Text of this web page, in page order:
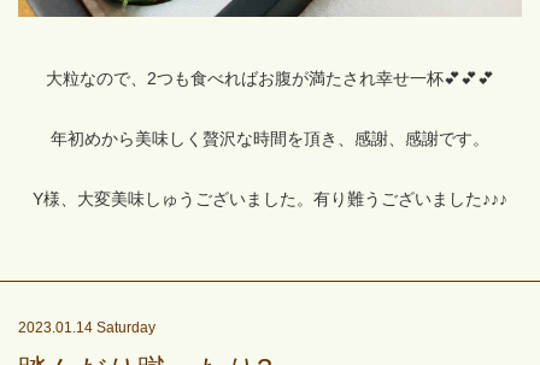
大粒なので、2つも食べればお腹が満たされ幸せ一杯💕💕💕
年初めから美味しく贅沢な時間を頂き、感謝、感謝です。
Y様、大変美味しゅうございました。有り難うございました♪♪♪
2023.01.14 Saturday